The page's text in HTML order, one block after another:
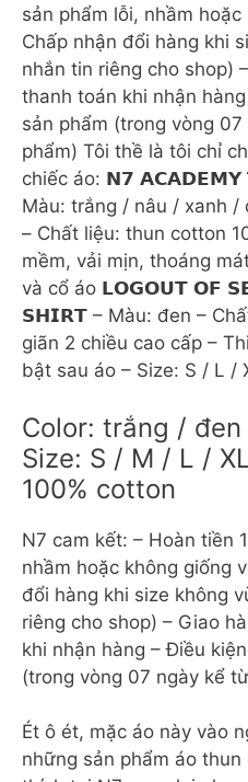
sản phẩm lỗi, nhầm
Chấp nhận đổi hàng khi
nhắn tin riêng cho shop)
thanh toán khi nhận
sản phẩm (trong vòng
phẩm) Tôi thề là tôi chỉ
chiếc áo: 𝗡𝟳 𝗔𝗖𝗔𝗗𝗘𝗠𝗬
Màu: trắng / nâu / xanh /
– Chất liệu: thun cotton
mềm, vải mịn, thoáng
và cổ áo 𝗟𝗢𝗚𝗢𝗨𝗧 𝗢𝗙
𝗦𝗛𝗜𝗥𝗧 – Màu: đen –
giãn 2 chiều cao cấp –
bật sau áo – Size: S / L /
Color: trắng /
Size: S / M / L /
100% cotton
N7 cam kết: – Hoàn tiền
nhầm hoặc không giống
đổi hàng khi size không
riêng cho shop) – Giao
khi nhận hàng – Điều
(trong vòng 07 ngày kể
Ét ô ét, mặc áo này vào
những sản phẩm áo